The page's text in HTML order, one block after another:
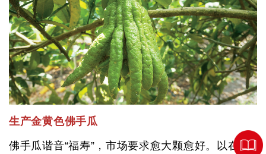
生产金黄色佛手瓜
佛手瓜谐音“福寿”，市场要求愈大颗愈好。以在柔